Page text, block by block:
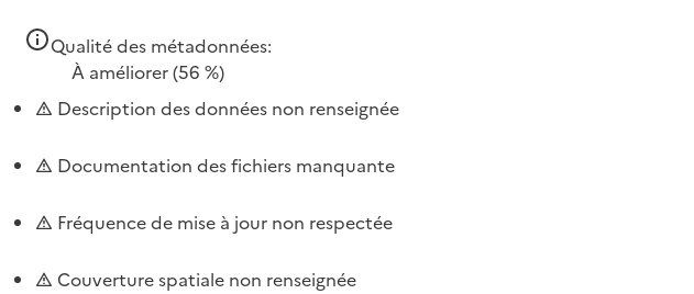
Qualité des métadonnées:
À améliorer(56 %)
Description des données non renseignée
Documentation des fichiers manquante
Fréquence de mise à jour non respectée
Couverture spatiale non renseignée